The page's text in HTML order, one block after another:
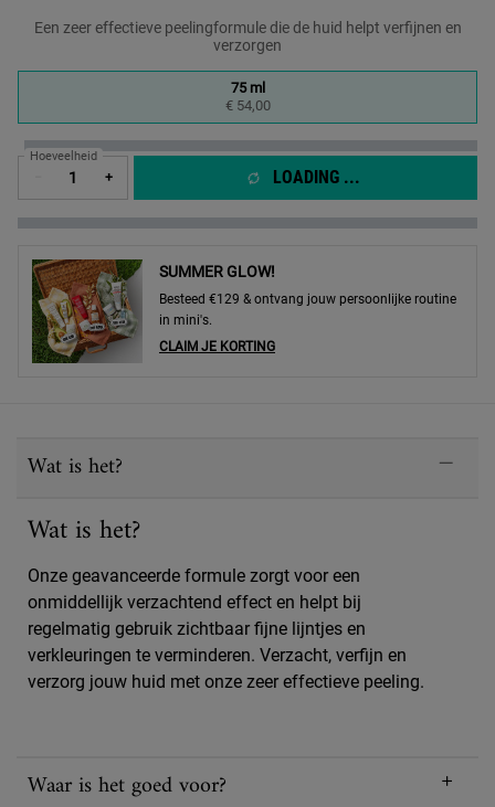
Een zeer effectieve peelingformule die de huid helpt verfijnen en
verzorgen
Geselecteerd
75 ml
€ 54,00
, 1 of 1
Hoeveelheid
+ LOADING ...
SUMMER GLOW!
Besteed €129 & ontvang jouw persoonlijke routine
in mini's.
CLAIM JE KORTING
Wat is het?
Wat is het?
Onze geavanceerde formule zorgt voor een
onmiddellijk verzachtend effect en helpt bij
regelmatig gebruik zichtbaar fijne lijntjes en
verkleuringen te verminderen. Verzacht, verfijn en
verzorg jouw huid met onze zeer effectieve peeling.
Waar is het goed voor?